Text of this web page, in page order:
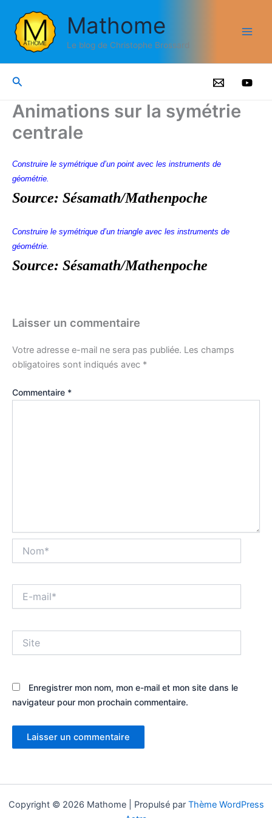
contenu
Mathome
Le blog de Christophe Brossard
Rechercher
Animations sur la symétrie
centrale
Construire le symétrique d’un point avec les instruments de
géométrie.
Source: Sésamath/Mathenpoche
Construire le symétrique d’un triangle avec les instruments de
géométrie.
Source: Sésamath/Mathenpoche
Laisser un commentaire
Votre adresse e-mail ne sera pas publiée. Les champs
obligatoires sont indiqués avec *
Commentaire *
mail*
Enregistrer mon nom, mon e-mail et mon site dans le
navigateur pour mon prochain commentaire.
Copyright © 2026 Mathome | Propulsé par Thème WordPress